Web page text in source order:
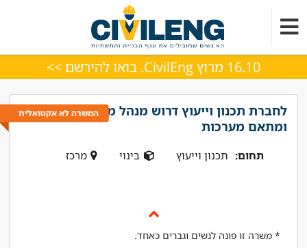
16.10 מרוץ CivilEng. בואו להירשם >>
המשרה לא אקטואליתלחברת תכנון וייעוץ דרוש מנהל מודל
ומתאם מערכות
תחום: תכנון וייעוץ בינוי מרכז
* משרה זו פונה לנשים וגברים כאחד.